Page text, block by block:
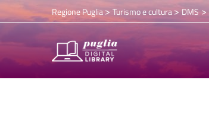
Regione Puglia> Turismo e cultura>DMS >